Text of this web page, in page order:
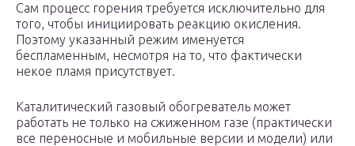
Сам процесс горения требуется исключительно для
того, чтобы инициировать реакцию окисления.
Поэтому указанный режим именуется
беспламенным, несмотря на то, что фактически
некое пламя присутствует.
Каталитический газовый обогреватель может
работать не только на сжиженном газе (практически
все переносные и мобильные версии и модели) или